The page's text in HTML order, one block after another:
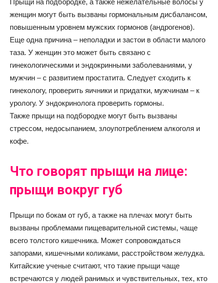
Прыщи на подбородке, а также нежелательные волосы у
женщин могут быть вызваны гормональным дисбалансом,
повышенным уровнем мужских гормонов (андрогенов).
Еще одна причина – неполадки и застои в области малого
таза. У женщин это может быть связано с
гинекологическими и эндокринными заболеваниями, у
мужчин – с развитием простатита. Следует сходить к
гинекологу, проверить яичники и придатки, мужчинам – к
урологу. У эндокринолога проверить гормоны.
Также прыщи на подбородке могут быть вызваны
стрессом, недосыпанием, злоупотреблением алкоголя и
кофе.
Что говорят прыщи на лице:
прыщи вокруг губ
Прыщи по бокам от губ, а также на плечах могут быть
вызваны проблемами пищеварительной системы, чаще
всего толстого кишечника. Может сопровождаться
запорами, кишечными коликами, расстройством желудка.
Китайские ученые считают, что такие прыщи чаще
встречаются у людей ранимых и чувствительных, тех, кто